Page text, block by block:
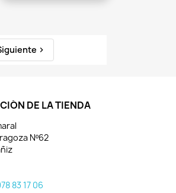

DE LA TIENDA
Nº62
83 17 06